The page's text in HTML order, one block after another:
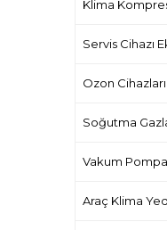
Klima
Servis Cihazı
Ozon Cihazları
Soğutma
Vakum
Araç Klima